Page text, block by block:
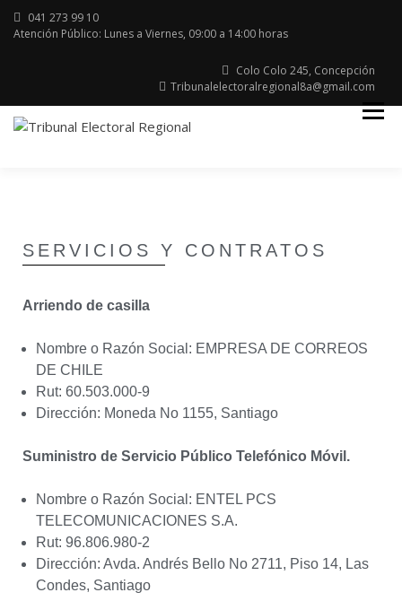
041 273 99 10
Atención Público: Lunes a Viernes, 09:00 a 14:00 horas
Colo Colo 245, Concepción
Tribunalelectoralregional8a@gmail.com
SERVICIOS Y CONTRATOS
Arriendo de casilla
Nombre o Razón Social: EMPRESA DE CORREOS
DE CHILE
Rut: 60.503.000-9
Dirección: Moneda No 1155, Santiago
Suministro de Servicio Público Telefónico Móvil.
Nombre o Razón Social: ENTEL PCS
TELECOMUNICACIONES S.A.
Rut: 96.806.980-2
Dirección: Avda. Andrés Bello No 2711, Piso 14, Las
Condes, Santiago